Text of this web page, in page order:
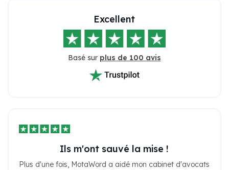
Excellent
Basé sur plus de 100 avis
Ils m'ont sauvé la mise !
Plus d'une fois, MotaWord a aidé mon cabinet d'avocats